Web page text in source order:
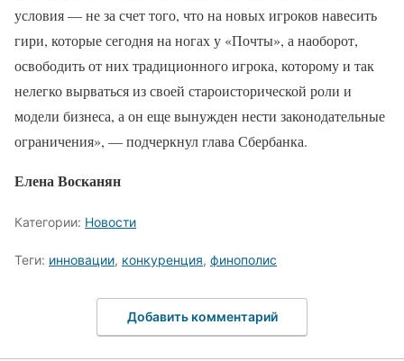
условия — не за счет того, что на новых игроков навесить
гири, которые сегодня на ногах у «Почты», а наоборот,
освободить от них традиционного игрока, которому и так
нелегко вырваться из своей староисторической роли и
модели бизнеса, а он еще вынужден нести законодательные
ограничения», — подчеркнул глава Сбербанка.
Елена Восканян
Категории: Новости
Теги: инновации, конкуренция, финополис
Добавить комментарий